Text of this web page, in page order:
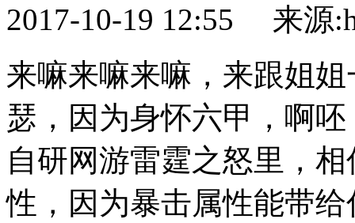
2017-10-19 12:55 来源
来嘛来嘛来嘛，来跟姐
瑟，因为身怀六甲，啊
自研网游雷霆之怒里，
性，因为暴击属性能带